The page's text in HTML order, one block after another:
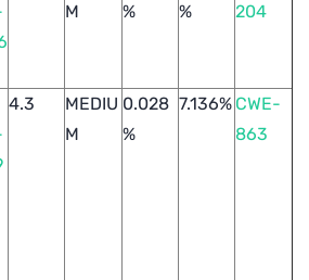
M
%
%
204
4.3
MEDIU
M
0.028
%
7.136% CWE-
863